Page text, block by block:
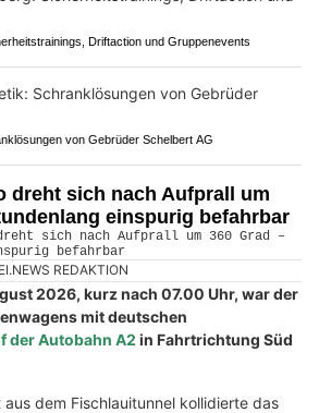
Driftaction und Gruppenevents
von Gebrüder Schelbert AG
dreht sich nach Aufprall um
einspurig befahrbar
REDAKTION
2026, kurz nach 07.00 Uhr, war der
mit deutschen
der Autobahn A2 in Fahrtrichtung Süd
dem Fischlauitunnel kollidierte das